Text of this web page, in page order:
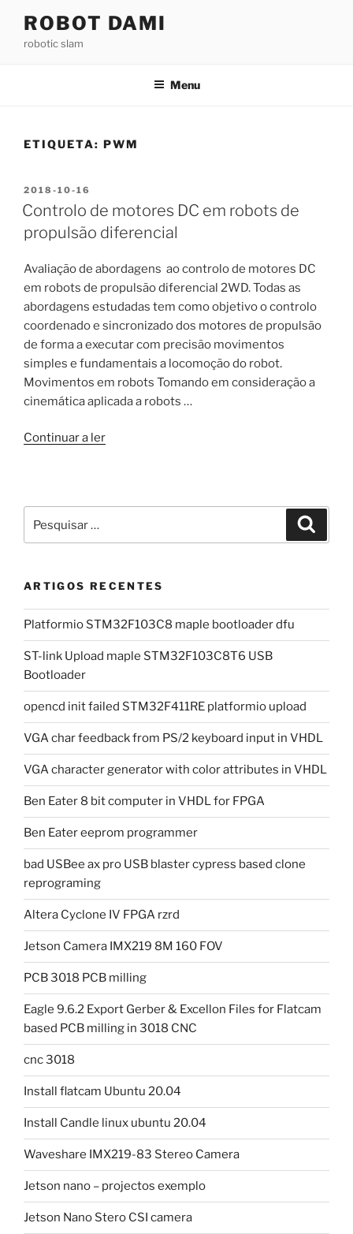
ROBOT DAMI
robotic slam
Menu
ETIQUETA: PWM
PUBLICADO
EM
2018-10-16
Controlo de motores DC em robots de
propulsão diferencial
Avaliação de abordagens ao controlo de motores DC
em robots de propulsão diferencial 2WD. Todas as
abordagens estudadas tem como objetivo o controlo
coordenado e sincronizado dos motores de propulsão
de forma a executar com precisão movimentos
simples e fundamentais a locomoção do robot.
Movimentos em robots Tomando em consideração a
cinemática aplicada a robots …
Continuar a ler“Controlo
diferencial”
por:
ARTIGOS RECENTES
Platformio STM32F103C8 maple bootloader dfu
ST-link Upload maple STM32F103C8T6 USB
Bootloader
opencd init failed STM32F411RE platformio upload
VGA char feedback from PS/2 keyboard input in VHDL
VGA character generator with color attributes in VHDL
Ben Eater 8 bit computer in VHDL for FPGA
Ben Eater eeprom programmer
bad USBee ax pro USB blaster cypress based clone
reprograming
Altera Cyclone IV FPGA rzrd
Jetson Camera IMX219 8M 160 FOV
PCB 3018 PCB milling
Eagle 9.6.2 Export Gerber & Excellon Files for Flatcam
based PCB milling in 3018 CNC
cnc 3018
Install flatcam Ubuntu 20.04
Install Candle linux ubuntu 20.04
Waveshare IMX219-83 Stereo Camera
Jetson nano – projectos exemplo
Jetson Nano Stero CSI camera